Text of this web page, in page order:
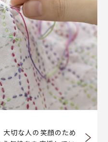
切な人の笑顔のため